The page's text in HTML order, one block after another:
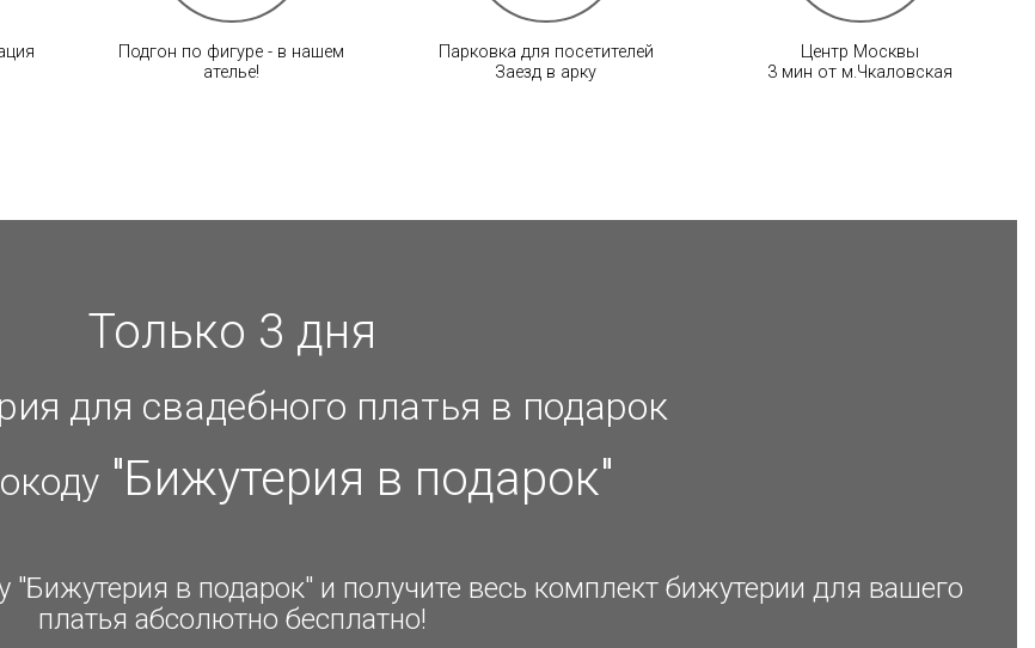
Подгон по фигуре - в нашем
ателье!
Парковка для посетителей
Заезд в арку
Центр Москвы
3 мин от м.Чкаловская
Только 3 дня
для свадебного платья в подарок
"Бижутерия в подарок"
в подарок" и получите весь комплект бижутерии для вашего
платья абсолютно бесплатно!